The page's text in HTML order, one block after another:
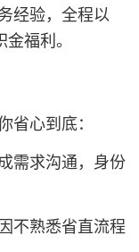
经验，全程以
福利。
省心到底：
需求沟通，身份
不熟悉省直流程